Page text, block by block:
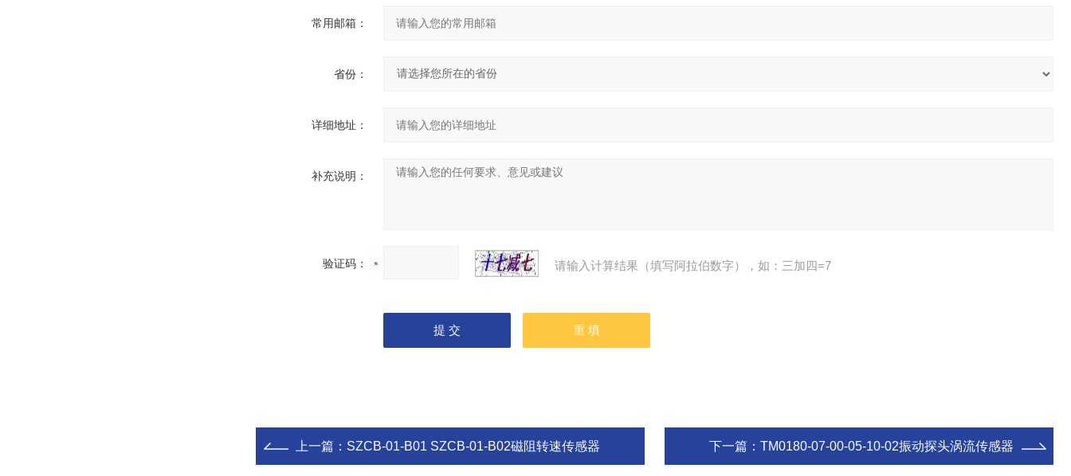
常用邮箱：
省份：
详细地址：
补充说明：
验证码： 请输入计算结果（填写阿拉伯数字），如：三加四=7
上一篇： SZCB-01-B01 SZCB-01-B02磁阻转速传感器 下一篇： TM0180-07-00-05-10-02振动探头涡流传感器